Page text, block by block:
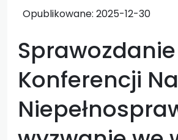
Opublikowane: 2025-12-30
Konferencji